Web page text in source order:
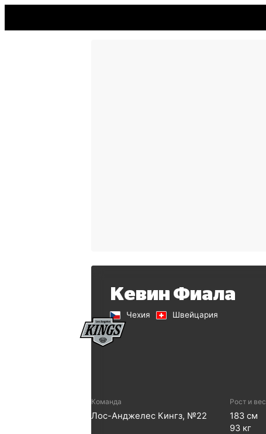
Кевин Фиала
Чехия Швейцария
Команда
Лос-Анджелес Кингз, №22
Рост и вес
183 см
93 кг